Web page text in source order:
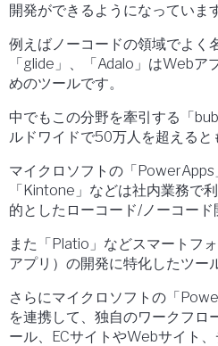
開発ができるようになっていま
例えばノーコードの領域でよく
「glide」、「Adalo」はWebア
めのツールです。
中でもこの分野を牽引する「
ルドワイドで50万人を超えると
マイクロソフトの「
「Kintone」などは社内業務で
的としたローコード/ノーコード
また「Platio」などスマートフ
アプリ）の開発に特化したツー
さらにマイクロソフトの「
を連携して、独自のワークフロ
ール、ECサイトやWebサイト